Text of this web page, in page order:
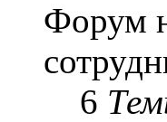
Форум
6